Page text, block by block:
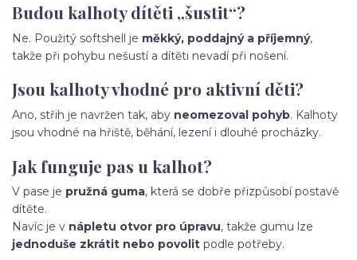
Budou kalhoty dítěti „šustit“?
Ne. Použitý softshell je měkký, poddajný a příjemný,
takže při pohybu nešustí a dítěti nevadí při nošení.
Jsou kalhoty vhodné pro aktivní děti?
Ano, střih je navržen tak, aby neomezoval pohyb. Kalhoty
jsou vhodné na hřiště, běhání, lezení i dlouhé procházky.
Jak funguje pas u kalhot?
V pase je pružná guma, která se dobře přizpůsobí postavě
dítěte.
Navíc je v nápletu otvor pro úpravu, takže gumu lze
jednoduše zkrátit nebo povolit podle potřeby.